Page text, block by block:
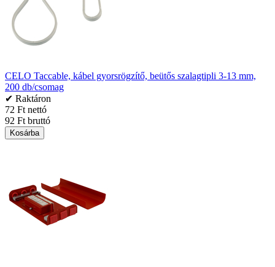
CELO Taccable, kábel gyorsrögzítő, beütős szalagtipli 3-13 mm,
200 db/csomag
✔ Raktáron
72 Ft nettó
92 Ft bruttó
Kosárba